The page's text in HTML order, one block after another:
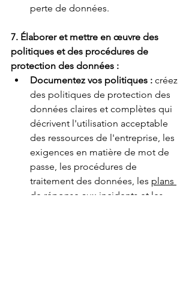
perte de données.
7. Élaborer et mettre en œuvre des
politiques et des procédures de
protection des données :
Documentez vos politiques : créez
des politiques de protection des
données claires et complètes qui
décrivent l'utilisation acceptable
des ressources de l'entreprise, les
exigences en matière de mot de
passe, les procédures de
traitement des données, les plans
de réponse aux incidents et les